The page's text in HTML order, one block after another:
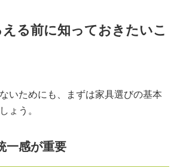
る前に知っておきたいこ
いためにも、まずは家具選びの基本
ょう。
一感が重要